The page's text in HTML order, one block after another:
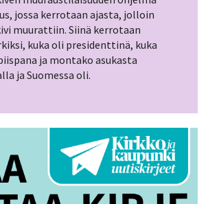
jossa kerrotaan ajasta, jolloin
muurattiin. Siinä kerrotaan
kuka oli presidenttinä, kuka
ja montako asukasta
ja Suomessa oli.